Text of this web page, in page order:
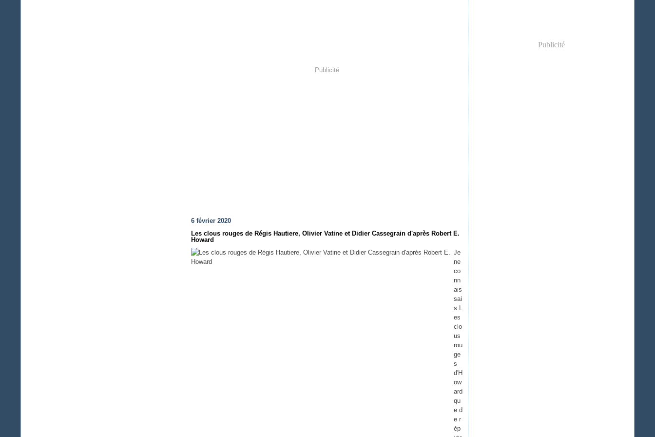
Publicité
6 février 2020
Les clous rouges de Régis Hautiere, Olivier Vatine et Didier Cassegrain d'après Robert E.
Howard
Je
ne
co
nn
ais
sai
s L
es
clo
us
rou
ge
s
d'H
ow
ard
qu
e d
e r
ép
Publicité